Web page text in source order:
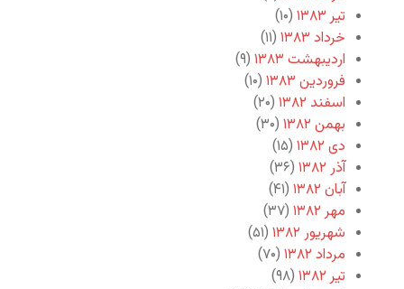
تیر ۱۳۸۳
(۱۰)
خرداد ۱۳۸۳
(۱۱)
اردیبهشت ۱۳۸۳
(۹)
فروردین ۱۳۸۳
(۱۰)
اسفند ۱۳۸۲
(۲۰)
بهمن ۱۳۸۲
(۳۰)
دی ۱۳۸۲
(۱۵)
آذر ۱۳۸۲
(۳۶)
آبان ۱۳۸۲
(۴۱)
مهر ۱۳۸۲
(۳۷)
شهریور ۱۳۸۲
(۵۱)
مرداد ۱۳۸۲
(۷۰)
تیر ۱۳۸۲
(۹۸)